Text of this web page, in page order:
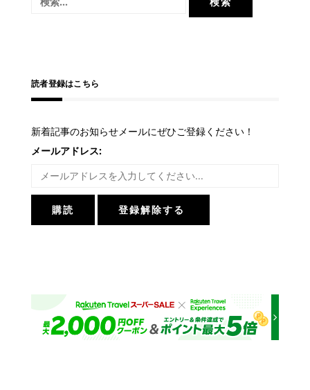
シ
読者登録はこちら
新着記事のお知らせメールにぜひご登録ください！
メールアドレス: